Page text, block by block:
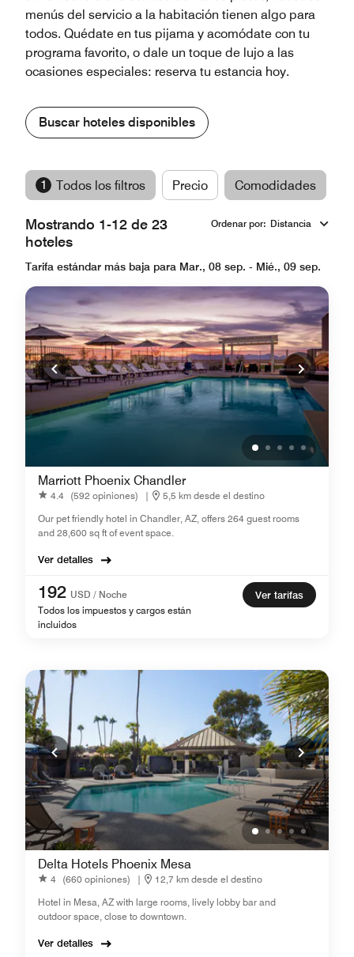
menús del servicio a la habitación tienen algo para
todos. Quédate en tus pijama y acomódate con tu
programa favorito, o dale un toque de lujo a las
ocasiones especiales: reserva tu estancia hoy.
Buscar hoteles disponibles
1 Todos los filtros Precio Comodidades
Mostrando 1-12 de 23
hoteles
Ordenar por: Distancia
Tarifa estándar más baja para Mar., 08 sep. - Mié., 09 sep.
Marriott Phoenix Chandler
4.4 (592 opiniones) |
5,5 km desde el destino
Our pet friendly hotel in Chandler, AZ, offers 264 guest rooms
and 28,600 sq ft of event space.
Ver detalles
192 USD / Noche
Todos los impuestos y cargos están
incluidos
Ver tarifas
Delta Hotels Phoenix Mesa
4 (660 opiniones) |
12,7 km desde el destino
Hotel in Mesa, AZ with large rooms, lively lobby bar and
outdoor space, close to downtown.
Ver detalles